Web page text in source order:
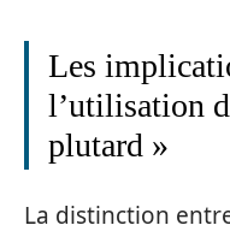
Les
l’utilisation
plutard »
La distinction